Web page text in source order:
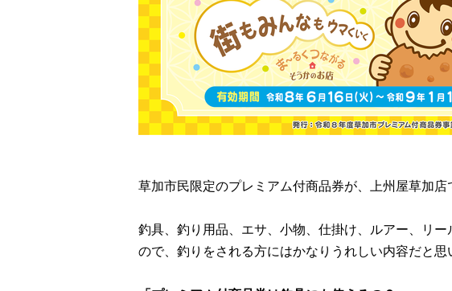
草加市民限定のプレミアム付商品券が、上州屋草加店
釣具、釣り用品、エサ、小物、仕掛け、ルアー、リ
ので、釣りをされる方にはかなりうれしい内容だと思